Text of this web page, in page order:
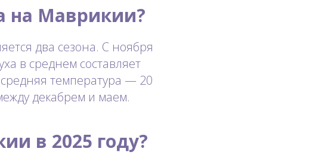
на Маврикии?
два сезона. С ноября
в среднем составляет
температура — 20
декабрем и маем.
в 2025 году?